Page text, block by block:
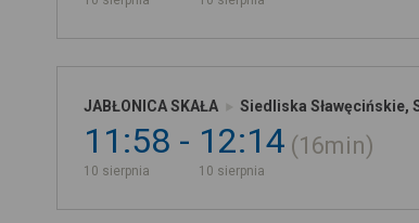
JABŁONICA SKAŁA Siedliska Sławęcińskie,
11:58
10 sierpnia
12:14
10 sierpnia
16min